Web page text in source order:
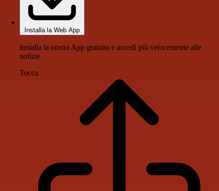
Installa la Web App
Installa la nostra App gratuita e accedi più velocemente alle
notizie
Tocca